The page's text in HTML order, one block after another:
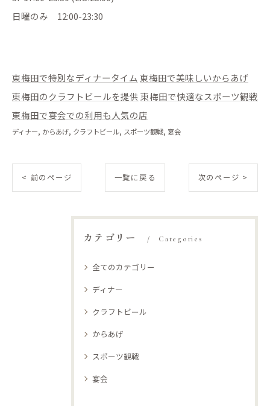
日曜のみ 12:00-23:30
東梅田で特別なディナータイム 東梅田で美味しいからあげ
東梅田のクラフトビールを提供東梅田で快適なスポーツ観戦
東梅田で宴会での利用も人気の店
ディナー からあげ クラフトビール スポーツ観戦 宴会
< 前のページ 一覧に戻る 次のページ >
カテゴリー Categories
全てのカテゴリー
ディナー
クラフトビール
からあげ
スポーツ観戦
宴会